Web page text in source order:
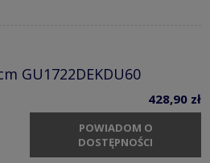
GU1722DEKDU60
428,90 zł
POWIADOM O
DOSTĘPNOŚCI